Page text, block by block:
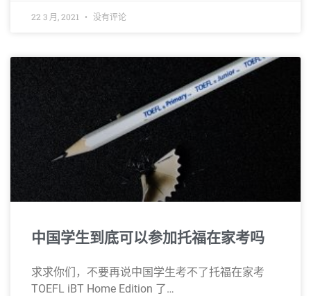
22 3 月, 2021 没有评论
中国学生到底可以参加托福在家考吗
求求你们，不要再说中国学生考不了托福在家考
TOEFL iBT Home Edition 了…